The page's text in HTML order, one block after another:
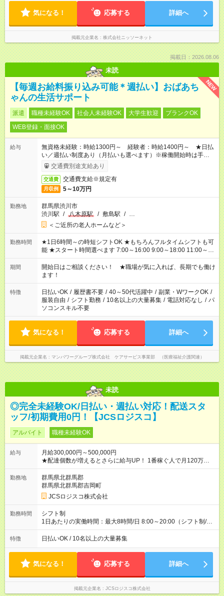
気になる！ 応募する 詳細へ
掲載元企業名 株式会社ニッソーネット
掲載日：2026.08.06
未読
NEW
【毎週お給料振り込み可能＊週払い】おばあち
ゃんの生活サポート
派遣 職種未経験OK 社会人未経験OK 大学生歓迎
ブランクOK
WEB登録・面接OK
給与
無資格未経験：時給1300円～ 経験者：時給1400円～ ★日払
い／週払い制度あり（月払いも選べます）※稼働開始時は手続き
完了次第のお支払いとなります。
交通費別途支給あり
交通費 交通費支給※規定有
月収例 5～10万円
勤務地
群馬県渋川市
渋川駅 / 八木原駅 / 敷島駅 / …
＜ご近所の老人ホームなど＞
勤務時間
★1日6時間～の時短シフトOK ★もちろんフルタイムシフトも可
能 ★スタート時間選べます 7:00～16:00 9:00～18:00 11:00～
20:00 など 残業なし！ ※Wワークの場合、他のお仕事と合わせ
週40時間超の就業はご案内できません ※法令に基づき、週20時
間以上勤務は社会保険への加入対象となります ※労働者派遣法
（日雇い派遣の原則禁止）により、短時間・短期間の就業はご
案内が難しい場合があります
期間
開始日はご相談ください！ ★職場が気に入れば、長期でも働け
ます！
特徴 日払いOK / 履歴書不要 / 40～50代活躍中 / 副業・WワークOK /
服装自由 / シフト勤務 / 10名以上の大量募集 / 電話対応なし / パ
ソコンスキル不要
気になる！ 応募する 詳細へ
掲載元企業名 マンパワーグループ株式会社 ケアサービス事業部 （医療福祉介護関連）
未読
◎完全未経験OK/日払い・週払い対応！配送スタ
ッフ/初期費用0円！【JCSロジスコ】
アルバイト 職種未経験OK
給与
月給300,000円～500,000円
★配達個数が増えるとさらに給与UP！ 1番稼ぐ人で月120万ほ
ど！ ・主要都市エリア 月収55万円／週5日稼働 月収65万~112
万円／週6日稼働 ・地方郊外エリア 月収40万円／週5日稼働 月
収40万円~50万円／週6日稼働 ＜モデルイメージ＞ ■月収50万
円 (27歳男性/江東区在住)※元建築関係 1日150個配達×25日勤務
(日休み) ■月収80万円(43歳男性/墨田区在住)※元営業 1日200個
勤務地
群馬県北群馬郡
群馬県北群馬郡吉岡町
JCSロジスコ株式会社
勤務時間
シフト制
1日あたりの実働時間：最大8時間/日 8:00～20:00（シフト制/実
働8時間） ※週5日勤務（場所次第では週4も有り） ※配達状況に
よって時間外での勤務可能性有り ※案件により多少の前後あり
特徴 日払いOK / 10名以上の大量募集
気になる！ 応募する 詳細へ
掲載元企業名 JCSロジスコ株式会社